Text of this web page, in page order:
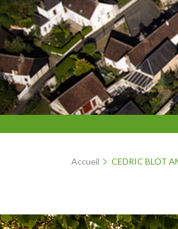
Accueil CEDRIC BLOT